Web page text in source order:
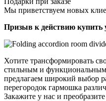
Мы приветствуем новых
Призыв к действию купить
Хотите трансформировать
стильным и
предлагаем широкий выбор
перегородок гармошка
Закажите у нас и